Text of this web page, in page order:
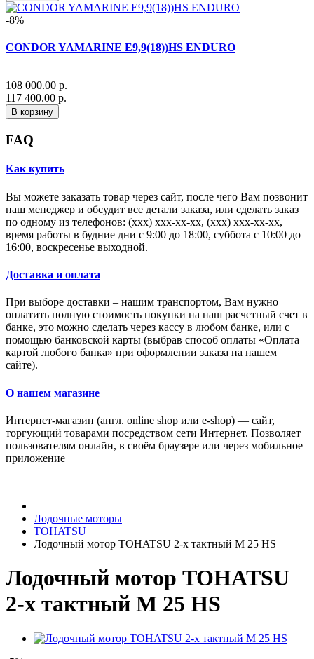
-8%
CONDOR YAMARINE E9,9(18))HS ENDURO
108 000.00 р.
117 400.00 р.
В корзину
FAQ
Как купить
Вы можете заказать товар через сайт, после чего Вам позвонит
наш менеджер и обсудит все детали заказа, или сделать заказ
по одному из телефонов: (xxx) xxx-xx-xx, (xxx) xxx-xx-xx,
время работы в будние дни с 9:00 до 18:00, суббота с 10:00 до
16:00, воскресенье выходной.
Доставка и оплата
При выборе доставки – нашим транспортом, Вам нужно
оплатить полную стоимость покупки на наш расчетный счет в
банке, это можно сделать через кассу в любом банке, или с
помощью банковской карты (выбрав способ оплаты «Оплата
картой любого банка» при оформлении заказа на нашем
сайте).
О нашем магазине
Интернет-магазин (англ. online shop или e-shop) — сайт,
торгующий товарами посредством сети Интернет. Позволяет
пользователям онлайн, в своём браузере или через мобильное
приложение
Лодочные моторы
TOHATSU
Лодочный мотор TOHATSU 2-х тактный M 25 HS
Лодочный мотор TOHATSU
2-х тактный M 25 HS